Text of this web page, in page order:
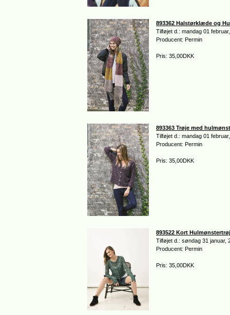
893362 Halstørklæde og
Tilføjet d.: mandag 01
Producent: Permin
Pris: 35,00DKK
893363 Trøje med
Tilføjet d.: mandag 01
Producent: Permin
Pris: 35,00DKK
893522 Kort
Tilføjet d.: søndag 31 januar,
Producent: Permin
Pris: 35,00DKK